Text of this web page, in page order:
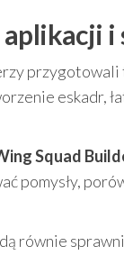
i
eskadr,
Squad
pomysły,
równie